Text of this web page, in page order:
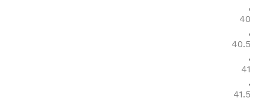
,
40
,
40.5
,
41
,
41.5